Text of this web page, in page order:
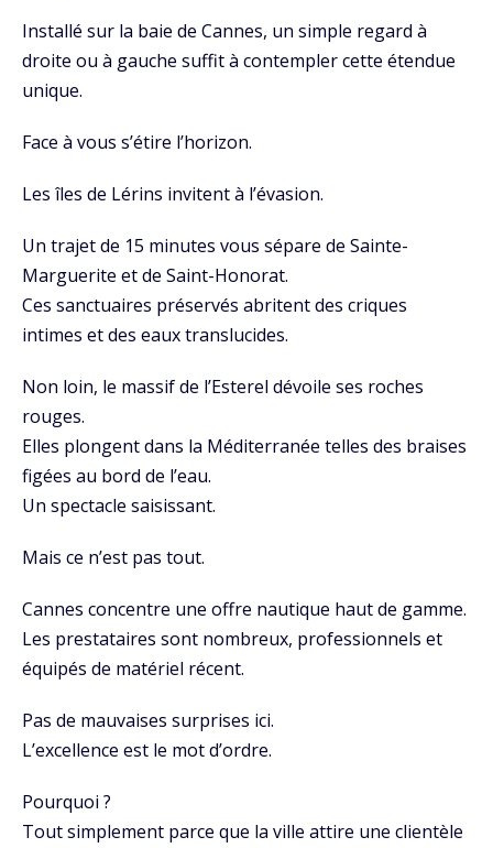
Installé sur la baie de Cannes, un simple regard à
droite ou à gauche suffit à contempler cette étendue
unique.
Face à vous s’étire l’horizon.
Les îles de Lérins invitent à l’évasion.
Un trajet de 15 minutes vous sépare de Sainte-
Marguerite et de Saint-Honorat.
Ces sanctuaires préservés abritent des criques
intimes et des eaux translucides.
Non loin, le massif de l’Esterel dévoile ses roches
rouges.
Elles plongent dans la Méditerranée telles des braises
figées au bord de l’eau.
Un spectacle saisissant.
Mais ce n’est pas tout.
Cannes concentre une offre nautique haut de gamme.
Les prestataires sont nombreux, professionnels et
équipés de matériel récent.
Pas de mauvaises surprises ici.
L’excellence est le mot d’ordre.
Pourquoi ?
Tout simplement parce que la ville attire une clientèle